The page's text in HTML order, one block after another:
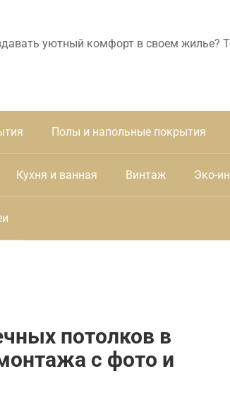
уютный комфорт в своем жилье?
Полы и напольные покрытия
Кухня и ванная Винтаж Эко-
потолков в
с фото и